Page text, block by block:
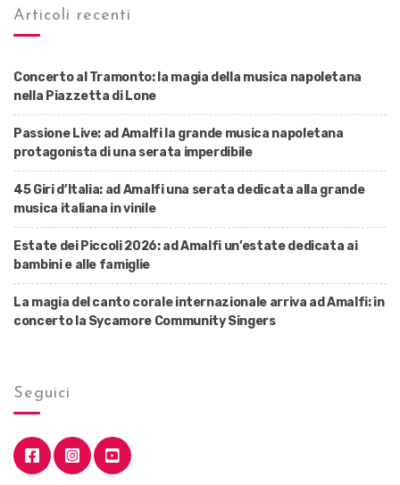
Articoli recenti
Concerto al Tramonto: la magia della musica napoletana
nella Piazzetta di Lone
Passione Live: ad Amalfi la grande musica napoletana
protagonista di una serata imperdibile
45 Giri d’Italia: ad Amalfi una serata dedicata alla grande
musica italiana in vinile
Estate dei Piccoli 2026: ad Amalfi un’estate dedicata ai
bambini e alle famiglie
La magia del canto corale internazionale arriva ad Amalfi: in
concerto la Sycamore Community Singers
Seguici